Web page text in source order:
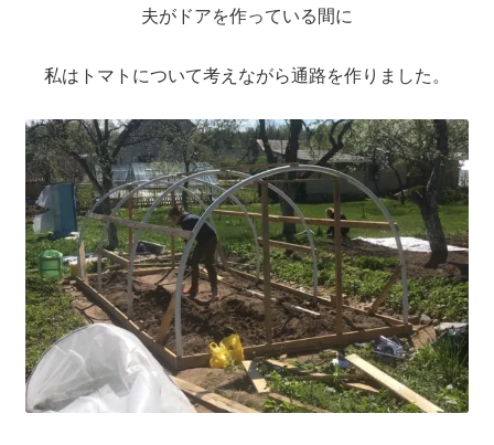
夫がドアを作っている間に
私はトマトについて考えながら通路を作りました。